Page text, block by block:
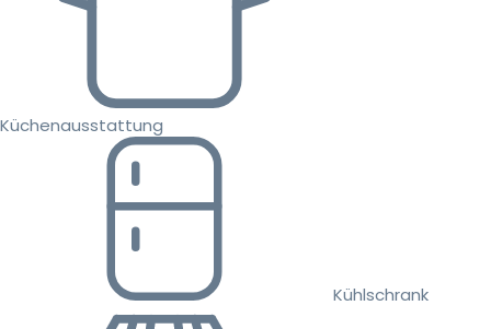
Küchenausstattung
Kühlschrank